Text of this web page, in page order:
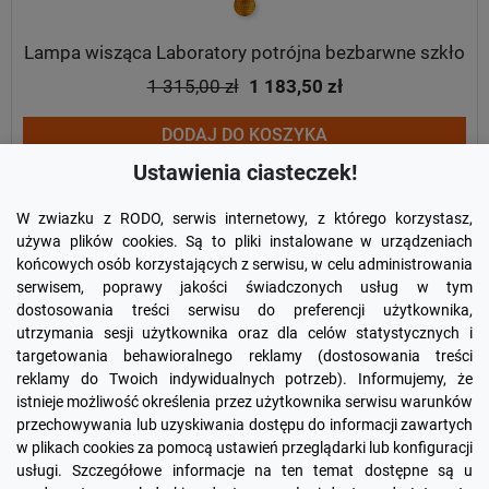
złoty
Lampa wisząca Laboratory potrójna bezbarwne szkło
1 315,00 zł 1 183,50 zł
DODAJ DO KOSZYKA
FacebookYouTubePinterest
Ustawienia ciasteczek!
W zwiazku z RODO, serwis internetowy, z którego korzystasz,
używa plików cookies. Są to pliki instalowane w urządzeniach
końcowych osób korzystających z serwisu, w celu administrowania
serwisem, poprawy jakości świadczonych usług w tym
dostosowania treści serwisu do preferencji użytkownika,
utrzymania sesji użytkownika oraz dla celów statystycznych i
targetowania behawioralnego reklamy (dostosowania treści
reklamy do Twoich indywidualnych potrzeb). Informujemy, że
istnieje możliwość określenia przez użytkownika serwisu warunków
przechowywania lub uzyskiwania dostępu do informacji zawartych
w plikach cookies za pomocą ustawień przeglądarki lub konfiguracji
usługi. Szczegółowe informacje na ten temat dostępne są u
PRODUKTY 